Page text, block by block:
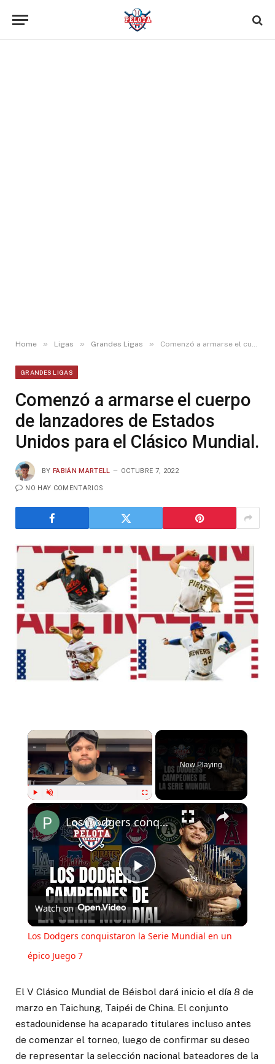
Home » Ligas » Grandes Ligas » Comenzó a armarse el cuerpo de lanzadores de Estados Unidos para el Clásico Mundial.
GRANDES LIGAS
Comenzó a armarse el cuerpo
de lanzadores de Estados
Unidos para el Clásico Mundial.
BY FABIÁN MARTELL OCTUBRE 7, 2022
NO HAY COMENTARIOS
Now Playing
Play
Video
Los Dodgers conquistaron la Serie Mundial en un épico Juego 7
Watch on
Los Dodgers conquistaron la Serie Mundial en un
épico Juego 7
El V Clásico Mundial de Béisbol dará inicio el día 8 de
marzo en Taichung, Taipéi de China. El conjunto
estadounidense ha acaparado titulares incluso antes
de comenzar el torneo, luego de confirmar su deseo
de representar la selección nacional bateadores de la